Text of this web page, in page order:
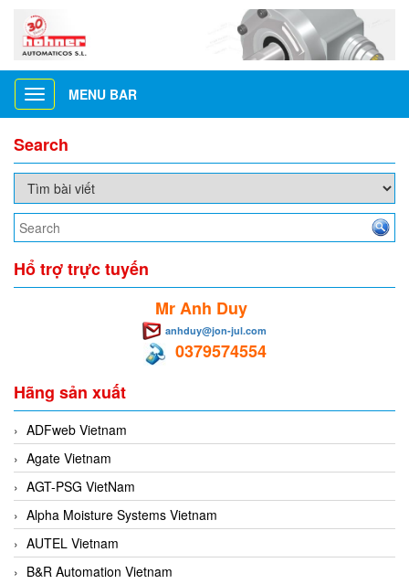
Toggle
navigation
MENU BAR
Search
Hổ trợ trực tuyến
Mr Anh Duy
anhduy@jon-jul.com
0379574554
Hãng sản xuất
ADFweb Vietnam
Agate Vietnam
AGT-PSG VietNam
Alpha Moisture Systems Vietnam
AUTEL Vietnam
B&R Automation Vietnam